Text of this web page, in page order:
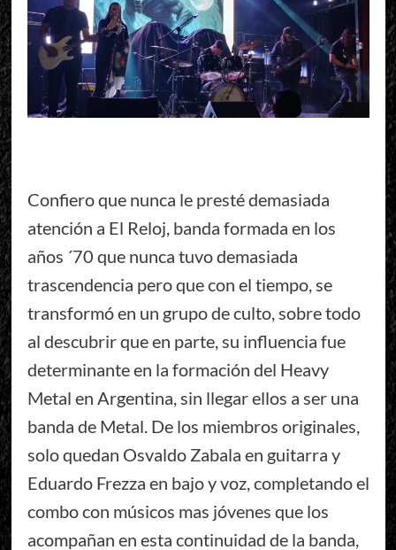
Confiero que nunca le presté demasiada
atención a El Reloj, banda formada en los
años ´70 que nunca tuvo demasiada
trascendencia pero que con el tiempo, se
transformó en un grupo de culto, sobre todo
al descubrir que en parte, su influencia fue
determinante en la formación del Heavy
Metal en Argentina, sin llegar ellos a ser una
banda de Metal. De los miembros originales,
solo quedan Osvaldo Zabala en guitarra y
Eduardo Frezza en bajo y voz, completando el
combo con músicos mas jóvenes que los
acompañan en esta continuidad de la banda,